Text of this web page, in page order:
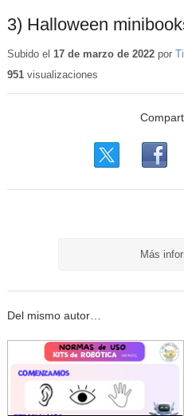
3) Halloween
Subido el 17 de marzo de 2022por
951visualizaciones
Más
Del mismo autor…